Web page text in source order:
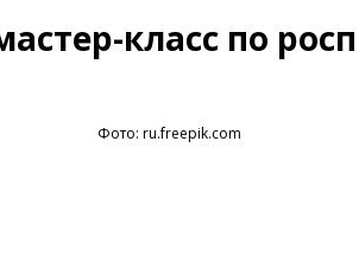
класс по
Фото: ru.freepik.com